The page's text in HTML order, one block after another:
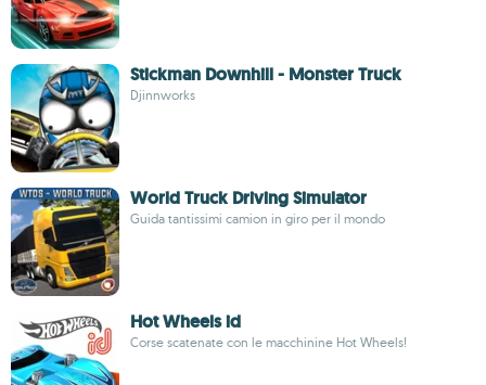
Stickman Downhill - Monster Truck
Djinnworks
World Truck Driving Simulator
Guida tantissimi camion in giro per il mondo
Hot Wheels id
Corse scatenate con le macchinine Hot Wheels!